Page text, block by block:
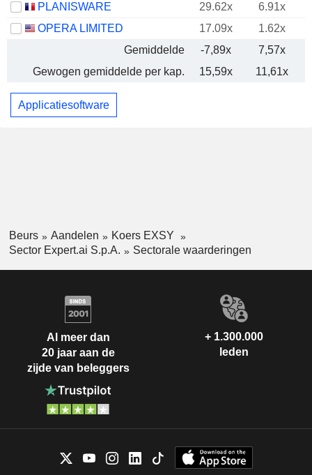
PLANISWARE
29.62x
6.91x
OPERA LIMITED
17.09x
1.62x
Gemiddelde
-7,89x
7,57x
Gewogen gemiddelde per kap.
15,59x 11,61x
Applicatiesoftware
Beurs Aandelen
Koers EXSY
Sector Expert.ai S.p.A.
Sectorale waarderingen
Al meer dan
20 jaar aan de
zijde van beleggers
+ 1.300.000
leden